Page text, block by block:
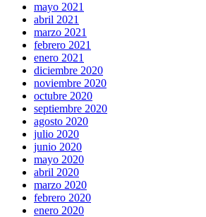
mayo 2021
abril 2021
marzo 2021
febrero 2021
enero 2021
diciembre 2020
noviembre 2020
octubre 2020
septiembre 2020
agosto 2020
julio 2020
junio 2020
mayo 2020
abril 2020
marzo 2020
febrero 2020
enero 2020